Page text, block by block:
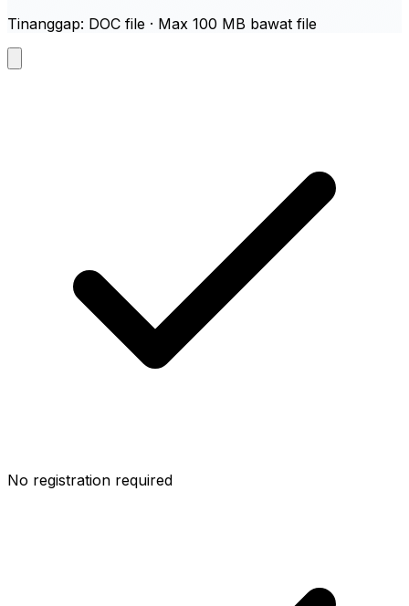
Tinanggap: DOC file · Max 100 MB bawat file
No registration required